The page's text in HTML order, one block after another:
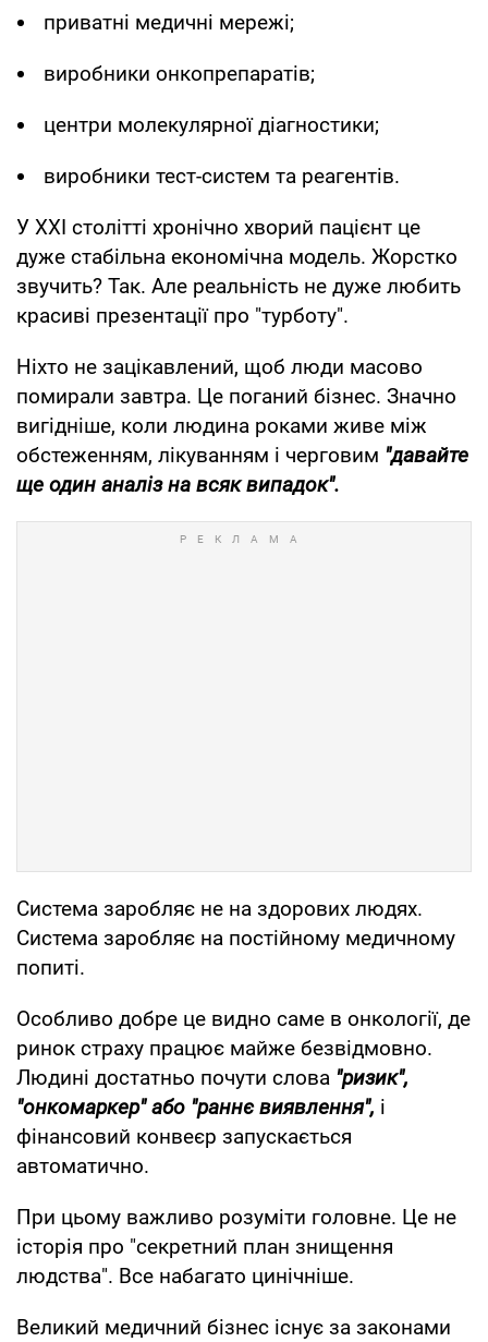
приватні медичні мережі;
виробники онкопрепаратів;
центри молекулярної діагностики;
виробники тест-систем та реагентів.
У XXI столітті хронічно хворий пацієнт це
дуже стабільна економічна модель. Жорстко
звучить? Так. Але реальність не дуже любить
красиві презентації про "турботу".
Ніхто не зацікавлений, щоб люди масово
помирали завтра. Це поганий бізнес. Значно
вигідніше, коли людина роками живе між
обстеженням, лікуванням і черговим "давайте
ще один аналіз на всяк випадок".
Система заробляє не на здорових людях.
Система заробляє на постійному медичному
попиті.
Особливо добре це видно саме в онкології, де
ринок страху працює майже безвідмовно.
Людині достатньо почути слова "ризик",
"онкомаркер" або "раннє виявлення", і
фінансовий конвеєр запускається
автоматично.
При цьому важливо розуміти головне. Це не
історія про "секретний план знищення
людства". Все набагато цинічніше.
Великий медичний бізнес існує за законами